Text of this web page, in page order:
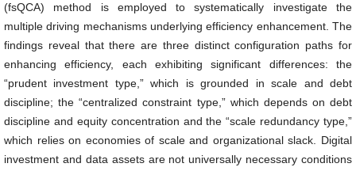
(fsQCA) method is employed to systematically investigate the
multiple driving mechanisms underlying efficiency enhancement. The
findings reveal that there are three distinct configuration paths for
enhancing efficiency, each exhibiting significant differences: the
“prudent investment type,” which is grounded in scale and debt
discipline; the “centralized constraint type,” which depends on debt
discipline and equity concentration and the “scale redundancy type,”
which relies on economies of scale and organizational slack. Digital
investment and data assets are not universally necessary conditions